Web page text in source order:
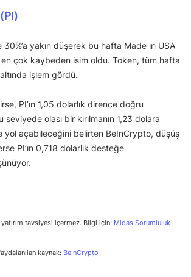
yakın düşerek bu hafta Made in USA
en çok kaybeden isim oldu. Token, tüm hafta
işlem gördü.
PI’ın 1,05 dolarlık dirence doğru
olası bir kırılmanın 1,23 dolara
yol açabileceğini belirten BeInCrypto, düşüş
PI’ın 0,718 dolarlık desteğe
tavsiyesi içermez. Bilgi için: Midas Sorumluluk
kaynak: BeInCrypto